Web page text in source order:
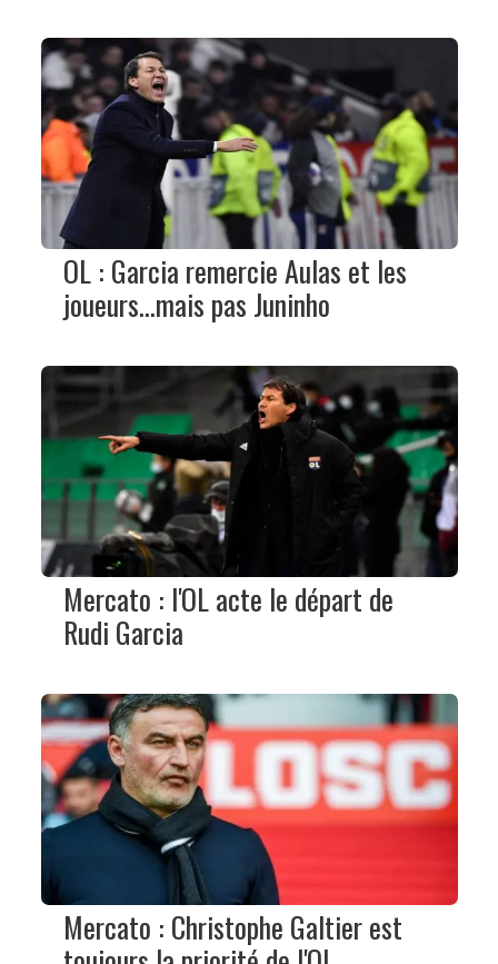
OL : Garcia remercie Aulas et les
joueurs...mais pas Juninho
Mercato : l'OL acte le départ de
Rudi Garcia
Mercato : Christophe Galtier est